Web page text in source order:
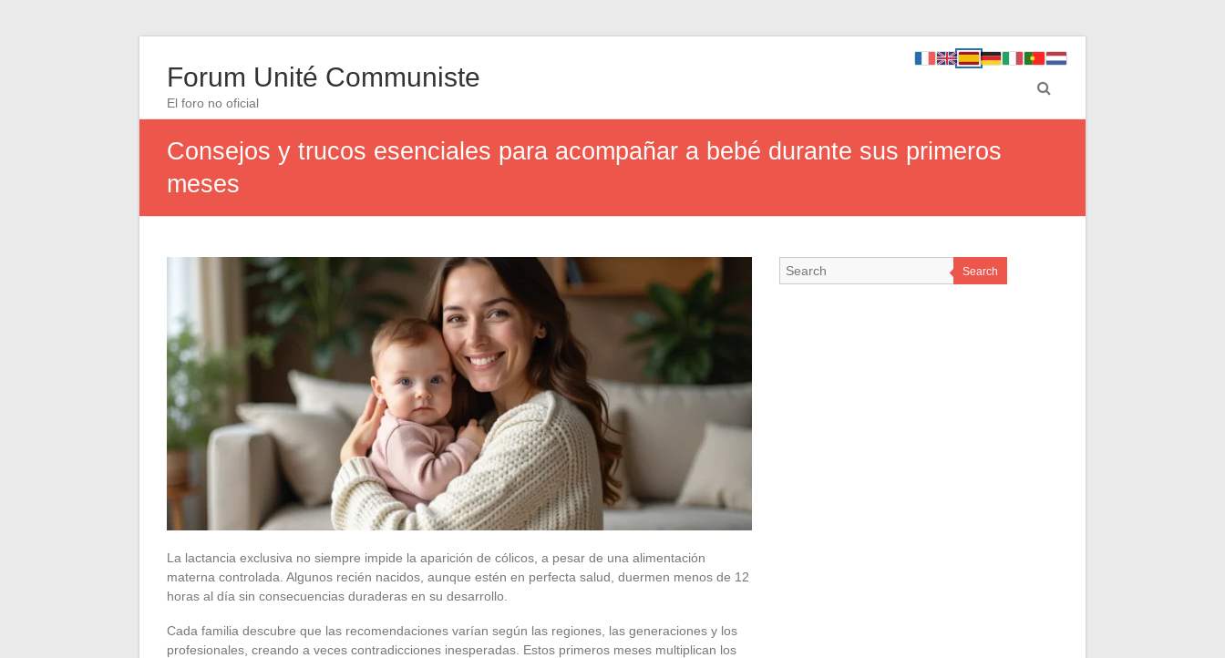
Forum Unité Communiste
El foro no oficial
Consejos y trucos esenciales para acompañar a bebé durante sus primeros
meses
La lactancia exclusiva no siempre impide la aparición de cólicos, a pesar de una alimentación
materna controlada. Algunos recién nacidos, aunque estén en perfecta salud, duermen menos de 12
horas al día sin consecuencias duraderas en su desarrollo.
Cada familia descubre que las recomendaciones varían según las regiones, las generaciones y los
profesionales, creando a veces contradicciones inesperadas. Estos primeros meses multiplican los
Search